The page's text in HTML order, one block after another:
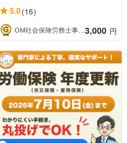
5.0(16)
OM社会保険労務士事務所_労務代行3,000 円